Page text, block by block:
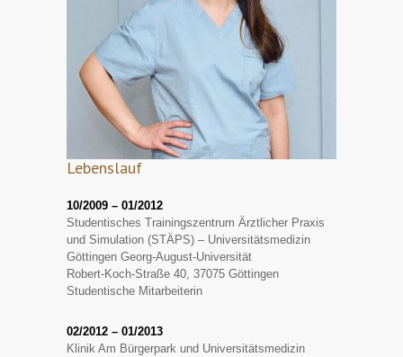
Lebenslauf
10/2009 – 01/2012
Studentisches Trainingszentrum Ärztlicher Praxis
und Simulation (STÄPS) – Universitätsmedizin
Göttingen Georg-August-Universität
Robert-Koch-Straße 40, 37075 Göttingen
Studentische Mitarbeiterin
02/2012 – 01/2013
Klinik Am Bürgerpark und Universitätsmedizin